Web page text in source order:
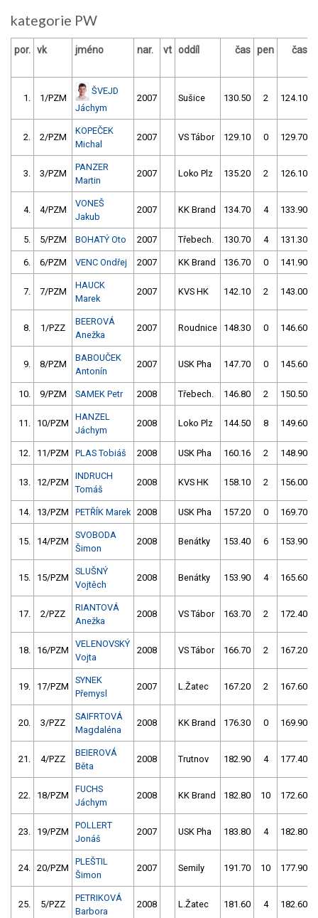
kategorie PW
por. vk jméno nar. vt oddíl čas pen čas
1. 1/PZM
ŠVEJD
Jáchym
2007 Sušice 130.50 2 124.10
2. 2/PZM
KOPEČEK
Michal
2007 VS Tábor 129.10 0 129.70
3. 3/PZM
PANZER
Martin
2007 Loko Plz 135.20 2 126.10
4. 4/PZM
VONEŠ
Jakub
2007 KK Brand 134.70 4 133.90
5. 5/PZM BOHATÝ Oto 2007 Třebech. 130.70 4 131.30
6. 6/PZM VENC Ondřej 2007 KK Brand 136.70 0 141.90
7. 7/PZM
HAUCK
Marek
2007 KVS HK 142.10 2 143.00
8. 1/PZZ
BEEROVÁ
Anežka
2007 Roudnice 148.30 0 146.60
9. 8/PZM
BABOUČEK
Antonín
2007 USK Pha 147.70 0 145.60
10. 9/PZM SAMEK Petr 2008 Třebech. 146.80 2 150.50
11. 10/PZM
HANZEL
Jáchym
2008 Loko Plz 144.50 8 149.60
12. 11/PZM PLAS Tobiáš 2008 USK Pha 160.16 2 148.90
13. 12/PZM
INDRUCH
Tomáš
2008 KVS HK 158.10 2 156.00
14. 13/PZM PETŘÍK Marek 2008 USK Pha 157.20 0 169.70
15. 14/PZM
SVOBODA
Šimon
2008 Benátky 153.40 6 153.90
15. 15/PZM
SLUŠNÝ
Vojtěch
2008 Benátky 153.90 4 165.60
17. 2/PZZ
RIANTOVÁ
Anežka
2008 VS Tábor 163.70 2 172.40
18. 16/PZM
VELENOVSKÝ
Vojta
2008 VS Tábor 166.70 2 167.20
19. 17/PZM
SYNEK
Přemysl
2007 L.Žatec 167.20 2 167.60
20. 3/PZZ
SAIFRTOVÁ
Magdaléna
2008 KK Brand 176.30 0 169.90
21. 4/PZZ
BEIEROVÁ
Běta
2008 Trutnov 182.90 4 177.40
22. 18/PZM
FUCHS
Jáchym
2008 KK Brand 182.80 10 172.60
23. 19/PZM
POLLERT
Jonáš
2007 USK Pha 183.80 4 182.80
24. 20/PZM
PLEŠTIL
Šimon
2007 Semily 191.70 10 177.90
25. 5/PZZ
PETRIKOVÁ
Barbora
2008 L.Žatec 181.60 4 182.60